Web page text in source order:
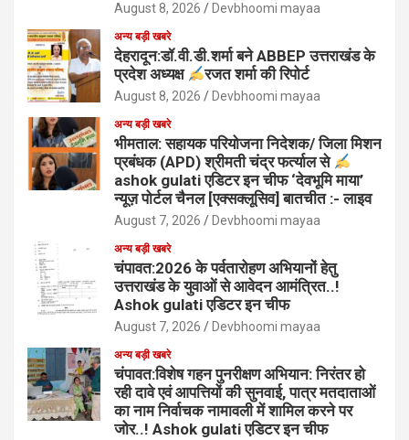
August 8, 2026 Devbhoomi mayaa
अन्य बड़ी खबरे
देहरादून:डॉ.वी.डी.शर्मा बने ABBEP उत्तराखंड के
प्रदेश अध्यक्ष
रजत शर्मा की रिपोर्ट
August 8, 2026 Devbhoomi mayaa
अन्य बड़ी खबरे
भीमताल: सहायक परियोजना निदेशक/ जिला मिशन
प्रबंधक (APD) श्रीमती चंद्र फर्त्याल से
ashok gulati एडिटर इन चीफ ‘देवभूमि माया’
न्यूज़ पोर्टल चैनल [एक्सक्लूसिव] बातचीत :- लाइव
August 7, 2026 Devbhoomi mayaa
अन्य बड़ी खबरे
चंपावत:2026 के पर्वतारोहण अभियानों हेतु
उत्तराखंड के युवाओं से आवेदन आमंत्रित..!
Ashok gulati एडिटर इन चीफ
August 7, 2026 Devbhoomi mayaa
अन्य बड़ी खबरे
चंपावत:विशेष गहन पुनरीक्षण अभियान: निरंतर हो
रही दावे एवं आपत्तियों की सुनवाई, पात्र मतदाताओं
का नाम निर्वाचक नामावली में शामिल करने पर
जोर..! Ashok gulati एडिटर इन चीफ